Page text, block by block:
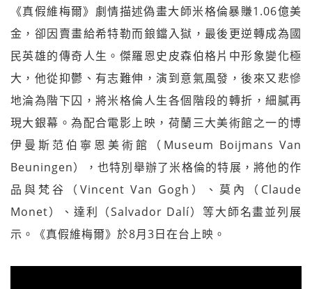
《真假維梅爾》劇情描述偽畫大師米格倫暴賺1.06億美
金，卻因賣畫給希特勒而鋃鐺入獄，最後更逆轉成為國
民英雄的傳奇人生。傑羅恩史皮森伯格片中形象變化極
大，他從抑鬱、有志難伸，演到意氣風發，後來又悲慘
地淪為階下囚，將米格倫人生各個階段的轉折，細膩再
現大銀幕。為配合電影上映，荷蘭三大美術館之一的博
伊曼斯范伯寧恩美術館（Museum Boijmans Van
Beuningen），也特別舉辦了米格倫的特展，將他的作
品與梵谷（Vincent Van Gogh）、莫內（Claude
Monet）、達利（Salvador Dalí）等大師名畫並列展
示。《真假維梅爾》於8月3日在台上映。